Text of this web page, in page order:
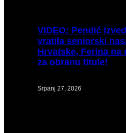
VIDEO: Pendić
vratila seniorski
Hrvatske, Ferina na
za obranu titule!
Srpanj 27, 2026